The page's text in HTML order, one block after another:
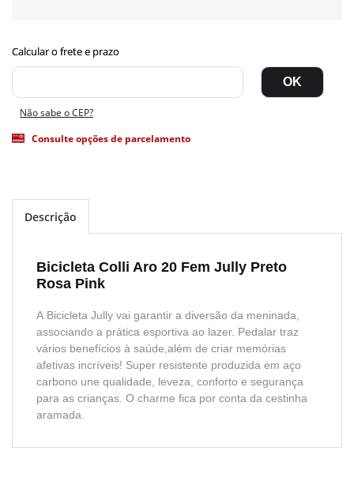
Não sabe o CEP?
Consulte opções de parcelamento
Descrição
Bicicleta Colli Aro 20 Fem Jully Preto
Rosa Pink
A Bicicleta Jully vai garantir a diversão da meninada,
associando a prática esportiva ao lazer. Pedalar traz
vários benefícios à saúde,além de criar memórias
afetivas incríveis! Super resistente produzida em aço
carbono une qualidade, leveza, conforto e segurança
para as crianças. O charme fica por conta da cestinha
aramada.